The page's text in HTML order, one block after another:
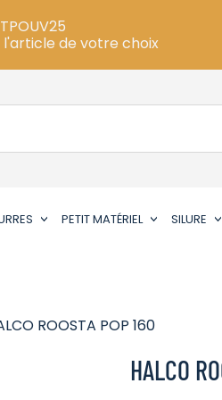
PETIT MATÉRIEL SILURE
ROOSTA POP 160
HALCO
l'article de votre choix